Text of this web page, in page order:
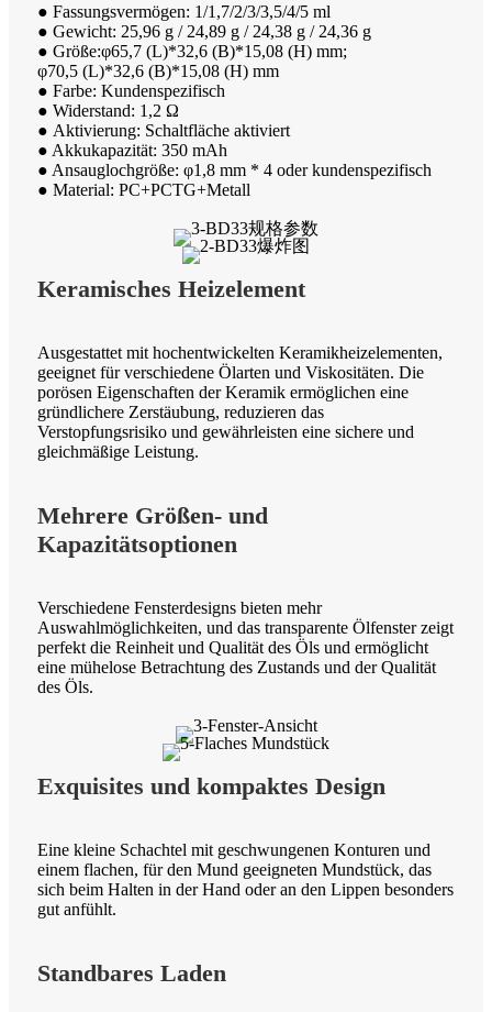
● Fassungsvermögen: 1/1,7/2/3/3,5/4/5 ml
● Gewicht: 25,96 g / 24,89 g / 24,38 g / 24,36 g
● Größe:φ65,7 (L)*32,6 (B)*15,08 (H) mm;
φ70,5 (L)*32,6 (B)*15,08 (H) mm
● Farbe: Kundenspezifisch
● Widerstand: 1,2 Ω
● Aktivierung: Schaltfläche aktiviert
● Akkukapazität: 350 mAh
● Ansauglochgröße: φ1,8 mm * 4 oder kundenspezifisch
● Material: PC+PCTG+Metall
Keramisches Heizelement
Ausgestattet mit hochentwickelten Keramikheizelementen,
geeignet für verschiedene Ölarten und Viskositäten. Die
porösen Eigenschaften der Keramik ermöglichen eine
gründlichere Zerstäubung, reduzieren das
Verstopfungsrisiko und gewährleisten eine sichere und
gleichmäßige Leistung.
Mehrere Größen- und
Kapazitätsoptionen
Verschiedene Fensterdesigns bieten mehr
Auswahlmöglichkeiten, und das transparente Ölfenster zeigt
perfekt die Reinheit und Qualität des Öls und ermöglicht
eine mühelose Betrachtung des Zustands und der Qualität
des Öls.
Exquisites und kompaktes Design
Eine kleine Schachtel mit geschwungenen Konturen und
einem flachen, für den Mund geeigneten Mundstück, das
sich beim Halten in der Hand oder an den Lippen besonders
gut anfühlt.
Standbares Laden